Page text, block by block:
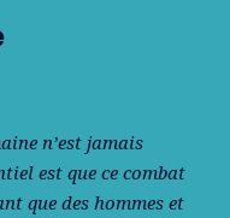
n’est jamais
est que ce combat
que des hommes et